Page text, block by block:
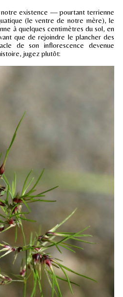
notre existence — pourtant terrienne
(le ventre de notre mère), le
à quelques centimètres du sol, en
que de rejoindre le plancher des
de son inflorescence devenue
jugez plutôt: